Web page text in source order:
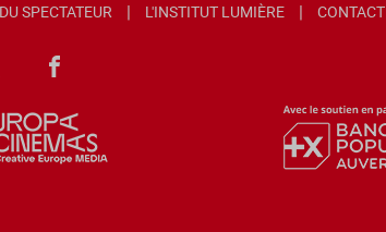
SPECTATEUR L'INSTITUT LUMIÈRE CONTACT